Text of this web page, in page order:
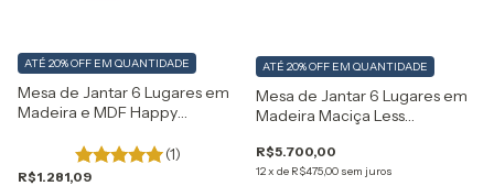
Mesa de Jantar 6 Lugares em
Madeira e MDF Happy
(1)
R$1.281,09
ATÉ 20% OFF EM QUANTIDADE
Mesa de Jantar 6 Lugares em
Madeira Maciça Less
R$5.700,00
12x de R$475,00 sem juros
ATÉ 20% OFF EM QUANTIDADE